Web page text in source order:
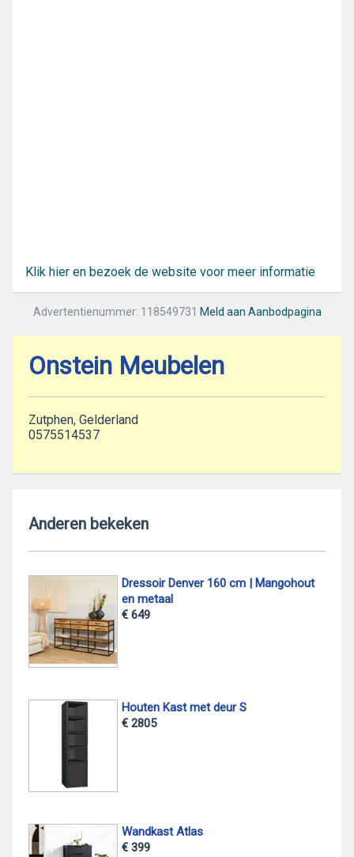
Klik hier en bezoek de website voor meer informatie
Advertentienummer: 118549731 Meld aan Aanbodpagina
Onstein Meubelen
Zutphen, Gelderland
0575514537
Anderen bekeken
Dressoir Denver 160 cm | Mangohout
en metaal
€ 649
Houten Kast met deur S
€ 2805
Wandkast Atlas
€ 399